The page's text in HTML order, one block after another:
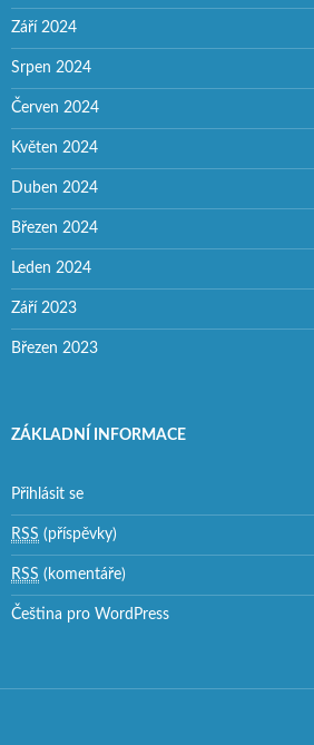
Září 2024
Srpen 2024
Červen 2024
Květen 2024
Duben 2024
Březen 2024
Leden 2024
Září 2023
Březen 2023
ZÁKLADNÍ INFORMACE
Přihlásit se
RSS (příspěvky)
RSS (komentáře)
Čeština pro WordPress